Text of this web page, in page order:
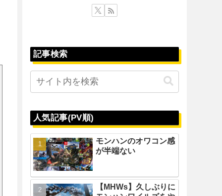
記事検索
人気記事(PV順)
モンハンのオワコン感
が半端ない
【MHWs】久しぶりに